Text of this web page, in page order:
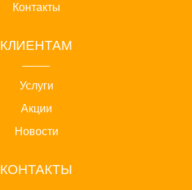
Контакты
КЛИЕНТАМ
Услуги
Акции
Новости
КОНТАКТЫ